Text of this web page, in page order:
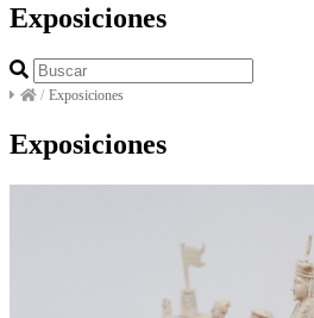
Exposiciones
/ Exposiciones
Exposiciones